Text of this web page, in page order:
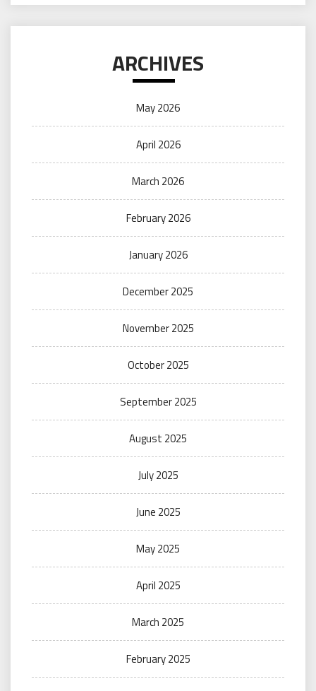
ARCHIVES
May 2026
April 2026
March 2026
February 2026
January 2026
December 2025
November 2025
October 2025
September 2025
August 2025
July 2025
June 2025
May 2025
April 2025
March 2025
February 2025